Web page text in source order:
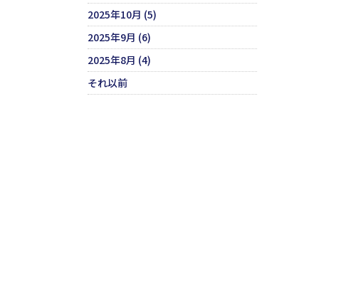
2025年10月 (5)
2025年9月 (6)
2025年8月 (4)
それ以前